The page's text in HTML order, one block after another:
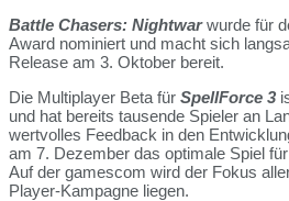
Battle Chasers: Nightwar wurde für
Award nominiert und macht sich
Release am 3. Oktober bereit.
Die Multiplayer Beta für SpellForce 3
und hat bereits tausende Spieler an
wertvolles Feedback in den
am 7. Dezember das optimale Spiel
Auf der gamescom wird der Fokus
Player-Kampagne liegen.